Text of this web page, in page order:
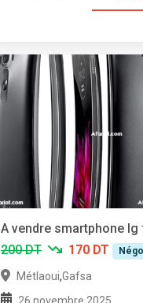
A vendre smartphone lg
200 DT
170 DT
Métlaoui,Gafsa
26 novembre 2025